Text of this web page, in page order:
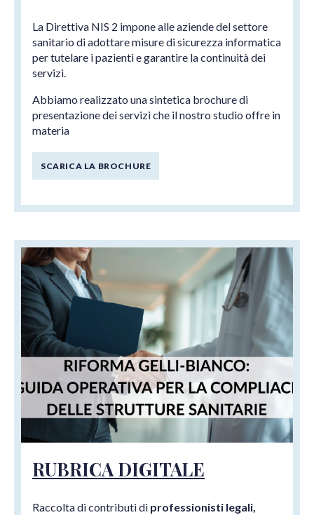
La Direttiva NIS 2 impone alle aziende del settore
sanitario di adottare misure di sicurezza informatica
per tutelare i pazienti e garantire la continuità dei
servizi.
Abbiamo realizzato una sintetica brochure di
presentazione dei servizi che il nostro studio offre in
materia
SCARICA LA BROCHURE
RUBRICA DIGITALE
Raccolta di contributi di professionisti legali,